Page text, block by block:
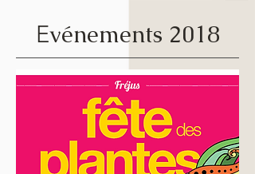
Evénements 2018